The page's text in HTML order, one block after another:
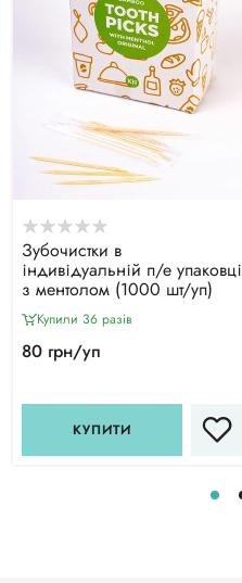
Зубочистки в
індивідуальній п/е упаковці
з ментолом (1000 шт/уп)
Купили 36 разiв
80 грн/уп
КУПИТИ